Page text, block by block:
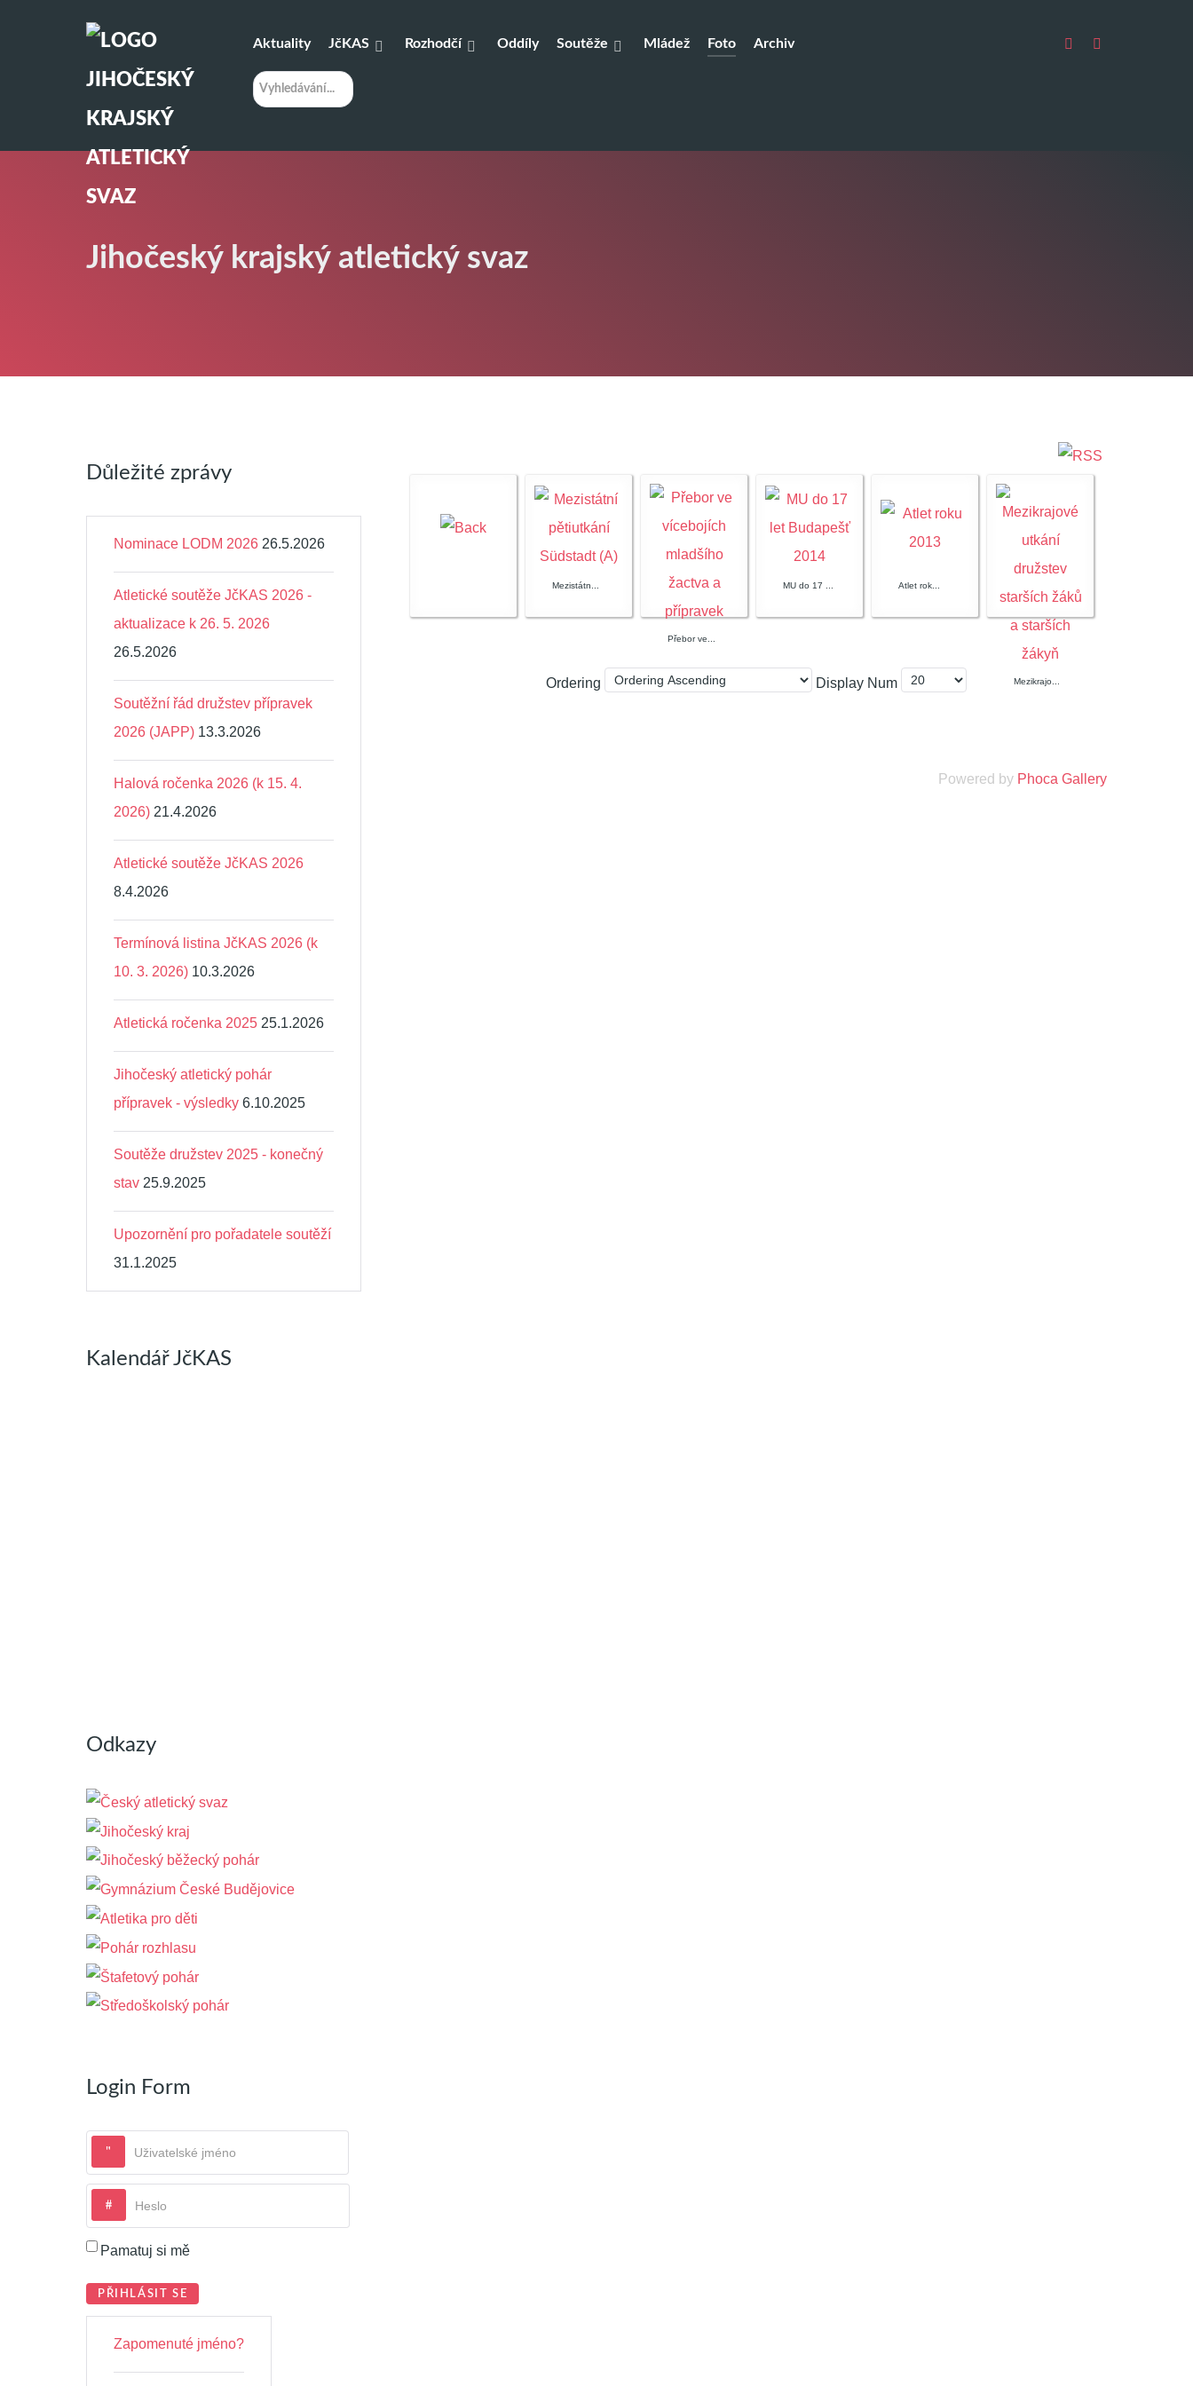
Aktuality JčKAS Rozhodčí Oddíly Soutěže Mládež Foto Archiv
H
l
e
n
Jihočeský krajský atletický svaz
Důležité zprávy
Nominace LODM 2026 26.5.2026
Atletické soutěže JčKAS 2026 -
aktualizace k 26. 5. 2026
26.5.2026
Soutěžní řád družstev přípravek
2026 (JAPP) 13.3.2026
Halová ročenka 2026 (k 15. 4.
2026) 21.4.2026
Atletické soutěže JčKAS 2026
8.4.2026
Termínová listina JčKAS 2026 (k
10. 3. 2026) 10.3.2026
Atletická ročenka 2025 25.1.2026
Jihočeský atletický pohár
přípravek - výsledky 6.10.2025
Soutěže družstev 2025 - konečný
stav 25.9.2025
Upozornění pro pořadatele soutěží
31.1.2025
Kalendář JčKAS
Odkazy
Login Form
Uživatelské jméno
Heslo
Pamatuj si mě
PŘIHLÁSIT SE
Zapomenuté jméno?
Mezistátn...
Přebor ve...
MU do 17 ... Atlet rok...
Mezikrajo...
Ordering Display Num
Powered by Phoca Gallery